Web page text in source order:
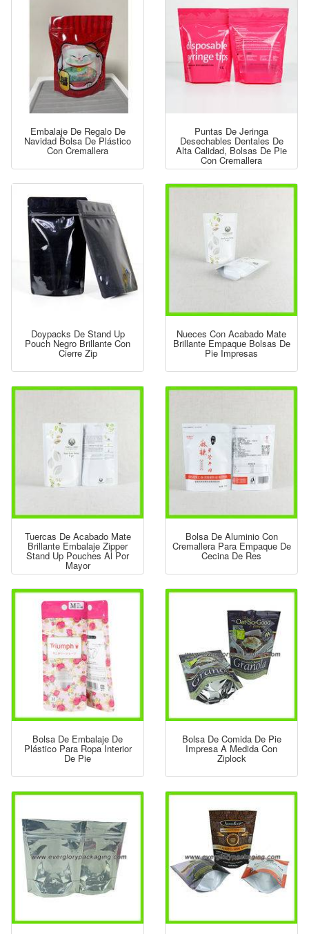
Embalaje De Regalo De
Navidad Bolsa De Plástico
Con Cremallera
Puntas De Jeringa
Desechables Dentales De
Alta Calidad, Bolsas De Pie
Con Cremallera
Doypacks De Stand Up
Pouch Negro Brillante Con
Cierre Zip
Nueces Con Acabado Mate
Brillante Empaque Bolsas De
Pie Impresas
Tuercas De Acabado Mate
Brillante Embalaje Zipper
Stand Up Pouches Al Por
Mayor
Bolsa De Aluminio Con
Cremallera Para Empaque De
Cecina De Res
Bolsa De Embalaje De
Plástico Para Ropa Interior
De Pie
Bolsa De Comida De Pie
Impresa A Medida Con
Ziplock